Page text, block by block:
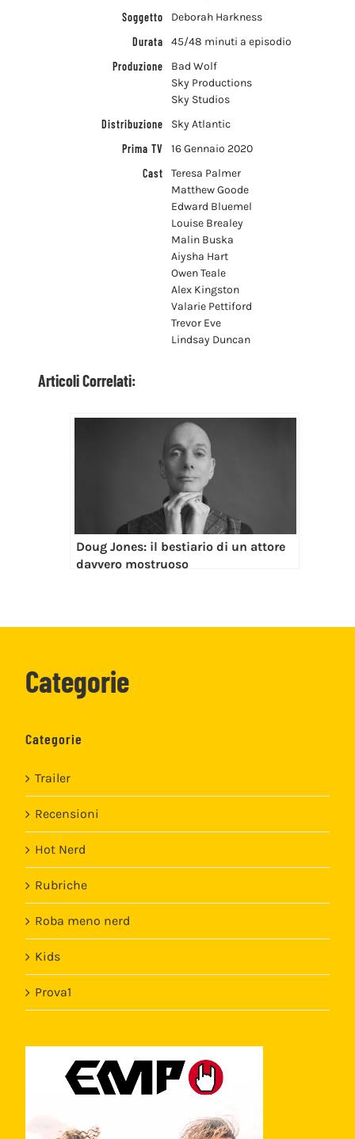
Soggetto
Deborah Harkness
Durata
45/48 minuti a episodio
Produzione
Bad Wolf
Sky Productions
Sky Studios
Distribuzione
Sky Atlantic
Prima TV
16 Gennaio 2020
Cast
Teresa Palmer
Matthew Goode
Edward Bluemel
Louise Brealey
Malin Buska
Aiysha Hart
Owen Teale
Alex Kingston
Valarie Pettiford
Trevor Eve
Lindsay Duncan
Articoli Correlati:
Doug Jones: il bestiario di un attore
davvero mostruoso
Categorie
Categorie
Trailer
Recensioni
Hot Nerd
Rubriche
Roba meno nerd
Kids
Prova1